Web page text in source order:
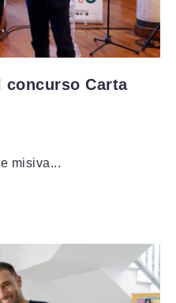
concurso Carta
misiva...